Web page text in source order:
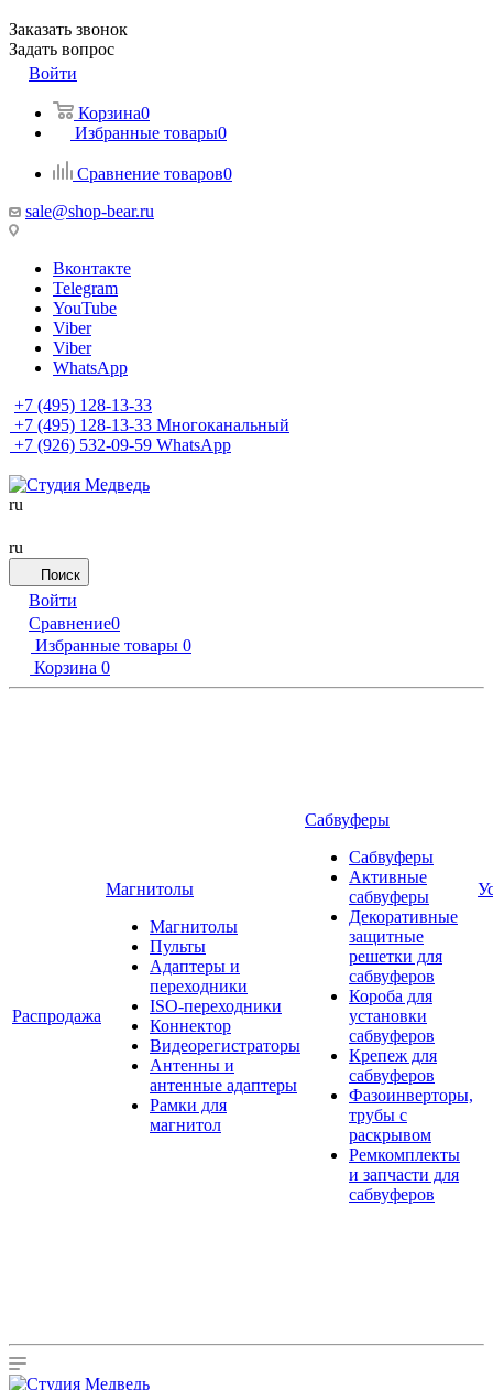
Заказать звонок
Задать вопрос
Войти
Корзина0
Избранные товары0
Сравнение товаров0
sale@shop-bear.ru
Вконтакте
Telegram
YouTube
Viber
Viber
WhatsApp
+7 (495) 128-13-33
+7 (495) 128-13-33 Многоканальный
+7 (926) 532-09-59 WhatsApp
ru
ru
Поиск
Войти
Сравнение0
Избранные товары 0
Корзина 0
Распродажа
Магнитолы
Магнитолы
Пульты
Адаптеры и
переходники
ISO-переходники
Коннектор
Видеорегистраторы
Антенны и
антенные адаптеры
Рамки для
магнитол
Сабвуферы
Сабвуферы
Активные
сабвуферы
Декоративные
защитные
решетки для
сабвуферов
Короба для
установки
сабвуферов
Крепеж для
сабвуферов
Фазоинверторы,
трубы с
раскрывом
Ремкомплекты
и запчасти для
сабвуферов